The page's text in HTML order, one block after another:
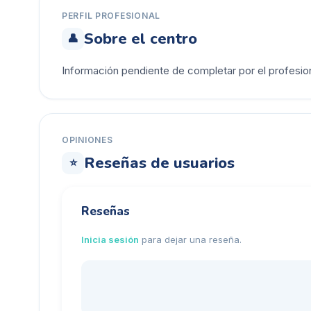
PERFIL PROFESIONAL
👤 Sobre el centro
Información pendiente de completar por el
OPINIONES
⭐ Reseñas de usuarios
Reseñas
Inicia sesión para dejar una reseña.